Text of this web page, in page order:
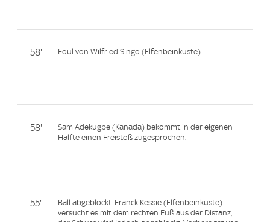
58' Foul von Wilfried Singo (Elfenbeinküste).
58'
Sam Adekugbe (Kanada) bekommt in der eigenen
Hälfte einen Freistoß zugesprochen.
55'
Ball abgeblockt. Franck Kessie (Elfenbeinküste)
versucht es mit dem rechten Fuß aus der Distanz,